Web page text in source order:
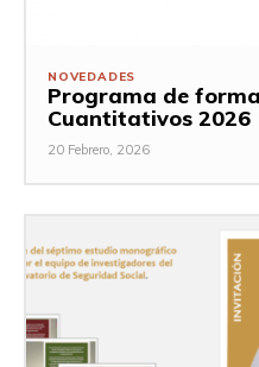
NOVEDADES
Programa de
Cuantitativos 2026
20 Febrero, 2026